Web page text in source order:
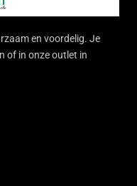
en voordelig. Je
of in onze outlet in